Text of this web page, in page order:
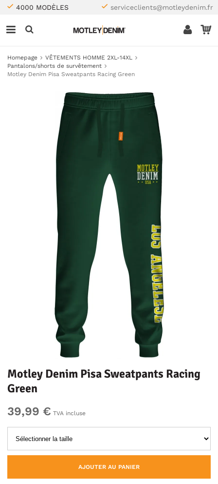
4000 MODÈLES serviceclients@motleydenim.fr
Homepage
VÊTEMENTS HOMME 2XL-14XL
Pantalons/shorts de survêtement
Motley Denim Pisa Sweatpants Racing Green
Motley Denim Pisa Sweatpants Racing
Green
39,99 € TVA incluse
AJOUTER AU PANIER